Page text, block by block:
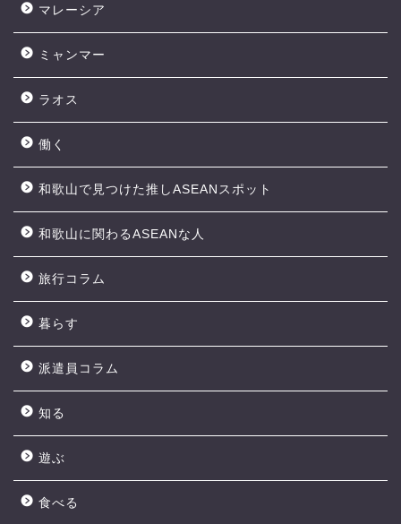
マレーシア
ミャンマー
ラオス
働く
和歌山で見つけた推しASEANスポット
和歌山に関わるASEANな人
旅行コラム
暮らす
派遣員コラム
知る
遊ぶ
食べる